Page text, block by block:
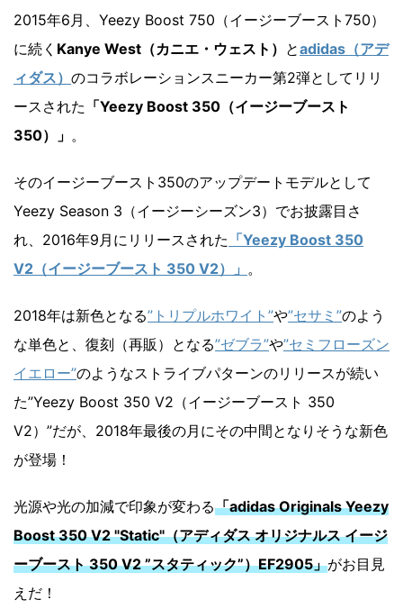
2015年6月、Yeezy Boost 750（イージーブースト750）
に続く Kanye West（カニエ・ウェスト） とadidas（アデ
ィダス） のコラボレーションスニーカー第2弾としてリリ
ースされた 「Yeezy Boost 350（イージーブースト
350）」 。
そのイージーブースト350のアップデートモデルとして
Yeezy Season 3（イージーシーズン3）でお披露目さ
れ、2016年9月にリリースされた 「Yeezy Boost 350
V2（イージーブースト 350 V2）」 。
2018年は新色となる”トリプルホワイト”や”セサミ”のよう
な単色と、復刻（再販）となる”ゼブラ”や”セミフローズン
イエロー”のようなストライブパターンのリリースが続い
た”Yeezy Boost 350 V2（イージーブースト 350
V2）”だが、2018年最後の月にその中間となりそうな新色
が登場！
光源や光の加減で印象が変わる「adidas Originals Yeezy
Boost 350 V2 "Static"（アディダス オリジナルス イージ
ーブースト 350 V2 ”スタティック”）EF2905」がお目見
えだ！